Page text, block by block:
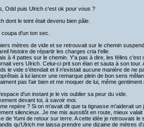
Odd puis Ulrich c'est ok pour vous ?
dont le teint était devenu bien pâle.
d'un ton sec.
mètres de vide et se retrouvait sur le chemin
histoire de répartir les charges cria t'elle.
à 4 pattes sur le chemin. Y'a pas à dire, les félins c'est
vers Ulrich. Celui-ci prit son élan et sauta à son tour.
le vide s'étendait et il n'existait aucune manière de ne
à lui lancer une remarque plein de bon sens
pas l'air bien et me moquer de lui, même gentiment
d'un instant je le vis oublier sa peur du vide.
devant toi, à savoir moi.
repère ? Si on m'avait dit que ta tignasse m'aiderait un
silencieux. Je me mis aussitôt en route, mieux
de Yumi de retour sur terre. A cette idée je retrouvais le
qu'Ulrich me laissa prendre une dizaine de mètres